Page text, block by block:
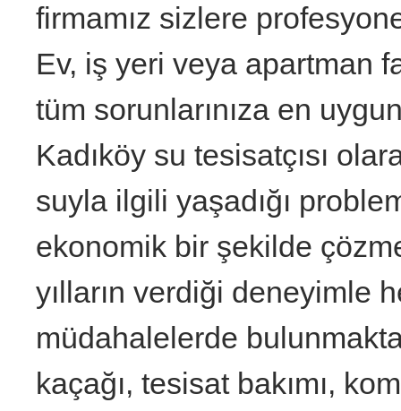
firmamız sizlere
Ev, iş yeri veya apartman
tüm sorunlarınıza en
Kadıköy su tesisatçısı
suyla ilgili yaşadığı
ekonomik bir şekilde
yılların verdiği deneyimle
müdahalelerde
kaçağı, tesisat bakımı,